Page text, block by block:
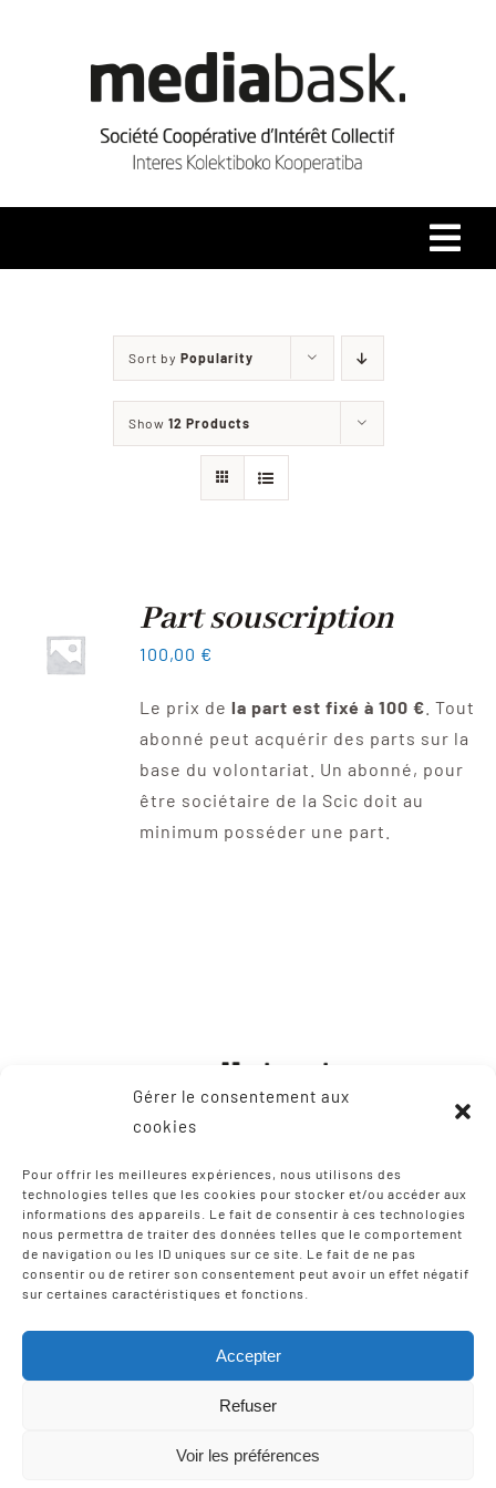
Gérer le consentement aux
cookies
Pour offrir les meilleures expériences, nous utilisons des
technologies telles que les cookies pour stocker et/ou accéder aux
informations des appareils. Le fait de consentir à ces technologies
nous permettra de traiter des données telles que le comportement
de navigation ou les ID uniques sur ce site. Le fait de ne pas
consentir ou de retirer son consentement peut avoir un effet négatif
sur certaines caractéristiques et fonctions.
Accepter
Refuser
Voir les préférences
Qui sommes-nous ?
Coopérative
Contact
Sort by Popularity
Show 12 Products
Part souscription
100,00 €
Le prix de la part est fixé à 100 € . Tout
abonné peut acquérir des parts sur la
base du volontariat. Un abonné, pour
être sociétaire de la Scic doit au
minimum posséder une part.
CONTACT
8, Zone Artisanale Martinzaharenia
Tel: +33 9 75 12 97 02
Email:scic-iparla@mediabask.eus
© Copyright 2012 - 2026 | Mentions légales